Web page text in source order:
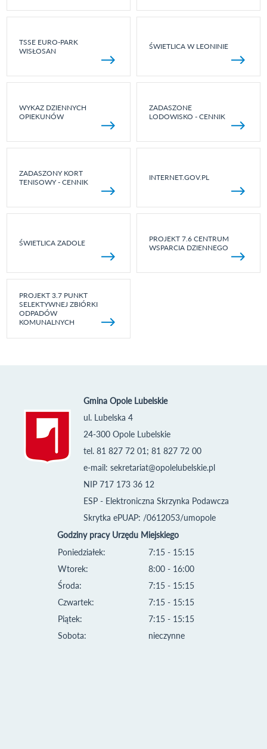
TSSE EURO-PARK
WISŁOSAN
ŚWIETLICA W LEONINIE
WYKAZ DZIENNYCH
OPIEKUNÓW
ZADASZONE
LODOWISKO - CENNIK
ZADASZONY KORT
TENISOWY - CENNIK
INTERNET.GOV.PL
ŚWIETLICA ZADOLE
PROJEKT 7.6 CENTRUM
WSPARCIA DZIENNEGO
PROJEKT 3.7 PUNKT
SELEKTYWNEJ ZBIÓRKI
ODPADÓW
KOMUNALNYCH
Gmina Opole Lubelskie
ul. Lubelska 4
24-300 Opole Lubelskie
tel. 81 827 72 01; 81 827 72 00
e-mail: sekretariat@opolelubelskie.pl
NIP 717 173 36 12
ESP - Elektroniczna Skrzynka Podawcza
Skrytka ePUAP: /0612053/umopole
Godziny pracy Urzędu Miejskiego
Poniedziałek:
Wtorek:
Środa:
Czwartek:
Piątek:
Sobota:
7:15 - 15:15
8:00 - 16:00
7:15 - 15:15
7:15 - 15:15
7:15 - 15:15
nieczynne